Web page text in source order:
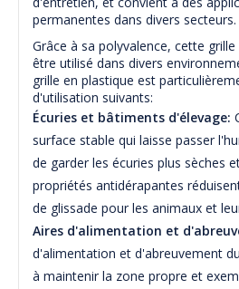
permanentes dans divers secteurs.
Grâce à sa polyvalence, cette
être utilisé dans divers
grille en plastique est
d'utilisation suivants:
Écuries et bâtiments d'élevage:
surface stable qui laisse passer
de garder les écuries plus sèches
propriétés antidérapantes
de glissade pour les animaux et
Aires d'alimentation et
d'alimentation et d'abreuvement
à maintenir la zone propre et